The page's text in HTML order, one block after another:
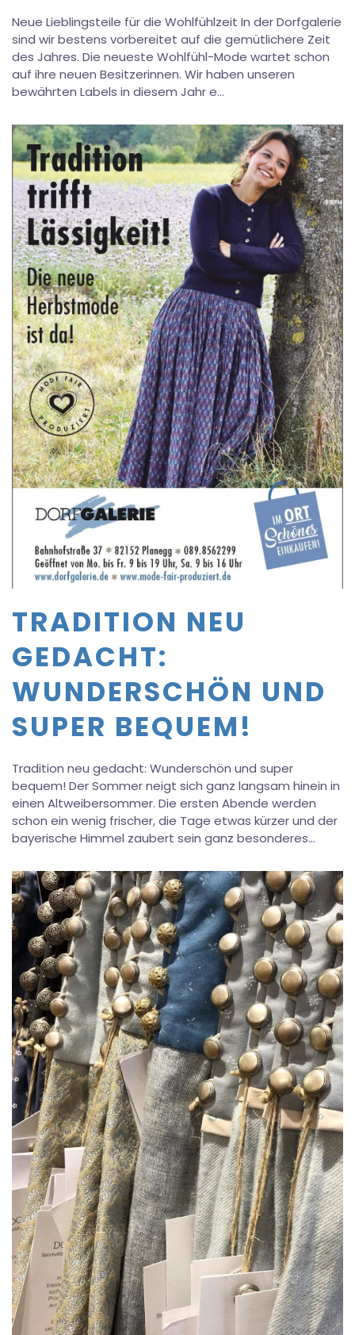
Neue Lieblingsteile für die Wohlfühlzeit In der Dorfgalerie
sind wir bestens vorbereitet auf die gemütlichere Zeit
des Jahres. Die neueste Wohlfühl-Mode wartet schon
auf ihre neuen Besitzerinnen. Wir haben unseren
bewährten Labels in diesem Jahr e…
TRADITION NEU
GEDACHT:
WUNDERSCHÖN UND
SUPER BEQUEM!
Tradition neu gedacht: Wunderschön und super
bequem! Der Sommer neigt sich ganz langsam hinein in
einen Altweibersommer. Die ersten Abende werden
schon ein wenig frischer, die Tage etwas kürzer und der
bayerische Himmel zaubert sein ganz besonderes…